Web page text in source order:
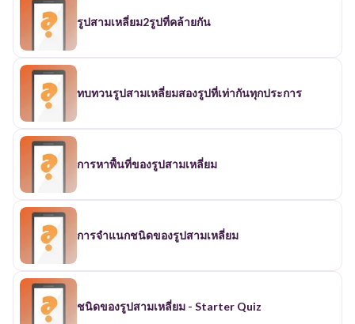
รูปสามเหลี่ยม2รูปที่คล้ายกัน
ทบทวนรูปสามเหลี่ยมสองรูปที่เท่ากันทุกประการ
การหาพื้นที่ของรูปสามเหลี่ยม
การจำแนกชนิดของรูปสามเหลี่ยม
ชนิดของรูปสามเหลี่ยม - Starter Quiz